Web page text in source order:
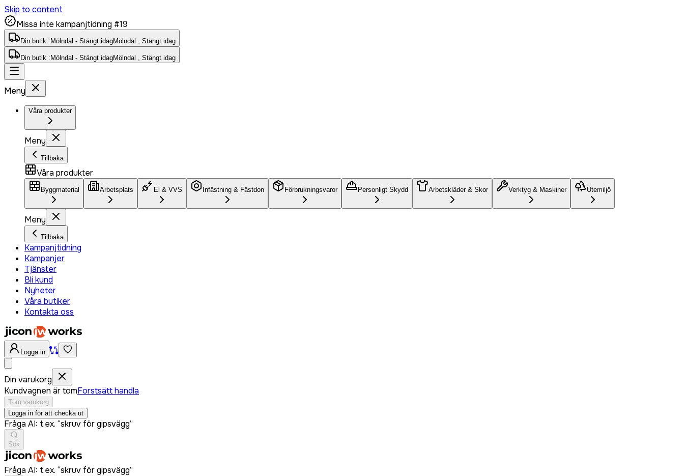
Skip to content
Missa inte kampanjtidning #19
Din butik : Mölndal - Stängt idagMölndal , Stängt idag
Din butik : Mölndal - Stängt idagMölndal , Stängt idag
Meny
Våra produkter
Meny
Tillbaka
Våra produkter
Byggmaterial Arbetsplats El & VVS Infästning & Fästdon Förbrukningsvaror Personligt Skydd Arbetskläder & Skor Verktyg & Maskiner Utemiljö
Meny
Tillbaka
Kampanjtidning
Kampanjer
Tjänster
Bli kund
Nyheter
Våra butiker
Kontakta oss
Logga in
Din varukorg
Kundvagnen är tomForstsätt handla
Töm varukorg
Logga in för att checka ut
Fråga AI: t.ex. “skruv för gipsvägg”
Sök
Fråga AI: t.ex. “skruv för gipsvägg”